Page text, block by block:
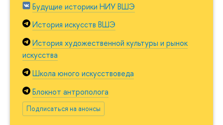
Будущие историки НИУ ВШЭ
История искусств ВШЭ
История художественной культуры и рынок
искусства
Школа юного искусствоведа
Блокнот антрополога
Подписаться на анонсы